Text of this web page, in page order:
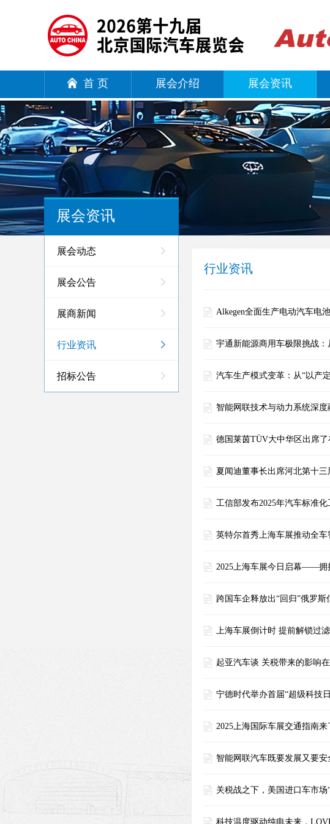
首 页 展会介绍 展会资讯
展会资讯
展会动态
展会公告
展商新闻
行业资讯
招标公告
行业资讯
Alkegen全面生产电动汽车电
宇通新能源商用车极限挑战：
汽车生产模式变革：从“以产
智能网联技术与动力系统深
德国莱茵TÜV大中华区出席
夏闻迪董事长出席河北第十
工信部发布2025年汽车标准
英特尔首秀上海车展推动全车
2025上海车展今日启幕——拥
跨国车企释放出“回归”俄罗斯
上海车展倒计时 提前解锁过
起亚汽车谈 关税带来的影响
宁德时代举办首届“超级科技
2025上海国际车展交通指南来
智能网联汽车既要发展又要安
关税战之下，美国进口车市场
科技温度驱动纯电未来，